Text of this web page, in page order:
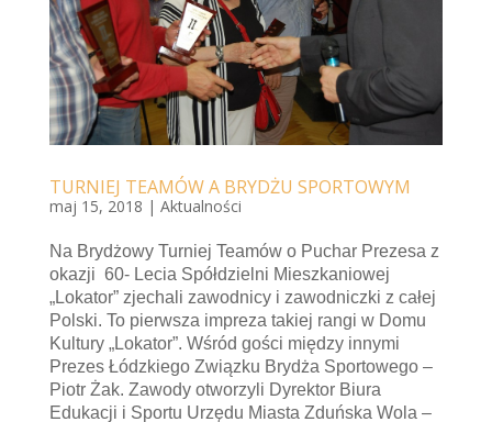
TURNIEJ TEAMÓW A BRYDŻU SPORTOWYM
maj 15, 2018 | Aktualności
Na Brydżowy Turniej Teamów o Puchar Prezesa z
okazji 60- Lecia Spółdzielni Mieszkaniowej
„Lokator” zjechali zawodnicy i zawodniczki z całej
Polski. To pierwsza impreza takiej rangi w Domu
Kultury „Lokator”. Wśród gości między innymi
Prezes Łódzkiego Związku Brydża Sportowego –
Piotr Żak. Zawody otworzyli Dyrektor Biura
Edukacji i Sportu Urzędu Miasta Zduńska Wola –